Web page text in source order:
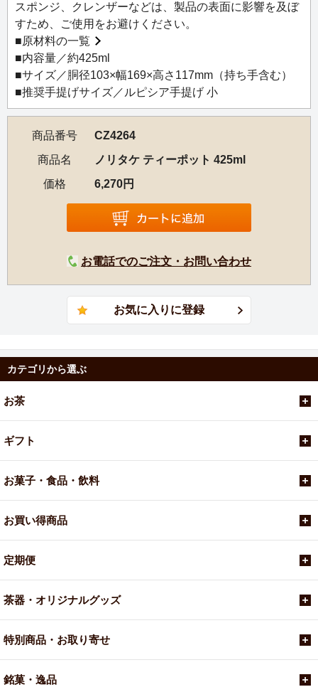
スポンジ、クレンザーなどは、製品の表面に影響を及ぼ
すため、ご使用をお避けください。
■原材料の一覧
■内容量／約425ml
■サイズ／胴径103×幅169×高さ117mm（持ち手含む）
■推奨手提げサイズ／ルピシア手提げ 小
商品番号
CZ4264
商品名
ノリタケ ティーポット 425ml
価格
6,270円
お電話でのご注文・お問い合わせ
カテゴリから選ぶ
お茶
ギフト
お菓子・食品・飲料
お買い得商品
定期便
茶器・オリジナルグッズ
特別商品・お取り寄せ
銘菓・逸品